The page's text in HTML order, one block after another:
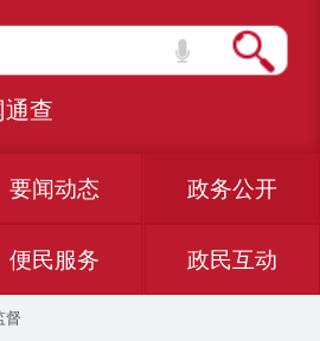
通查
要闻动态 政务公开
便民服务 政民互动
督